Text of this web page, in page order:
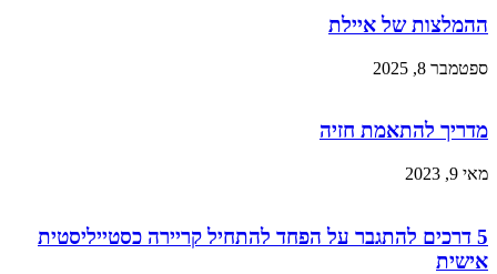
ההמלצות של איילת
ספטמבר 8, 2025
מדריך להתאמת חזיה
מאי 9, 2023
5 דרכים להתגבר על הפחד להתחיל קריירה כסטייליסטית
אישית